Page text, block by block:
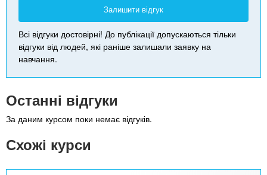
Залишити відгук
Всі відгуки достовірні! До публікації допускаються тільки
відгуки від людей, які раніше залишали заявку на
навчання.
Останні відгуки
За даним курсом поки немає відгуків.
Схожі курси